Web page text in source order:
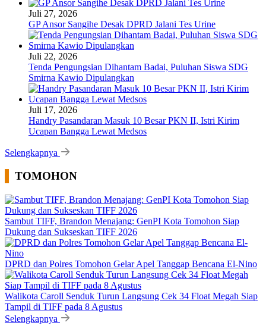
Juli 27, 2026
GP Ansor Sangihe Desak DPRD Jalani Tes Urine
Juli 22, 2026
Tenda Pengungsian Dihantam Badai, Puluhan Siswa SDG
Smirna Kawio Dipulangkan
Juli 17, 2026
Handry Pasandaran Masuk 10 Besar PKN II, Istri Kirim
Ucapan Bangga Lewat Medsos
Selengkapnya
TOMOHON
Sambut TIFF, Brandon Menajang: ​GenPI Kota Tomohon Siap
Dukung dan Sukseskan TIFF 2026
DPRD dan Polres Tomohon Gelar Apel Tanggap Bencana El-Nino
Walikota Caroll Senduk Turun Langsung Cek 34 Float Megah Siap
Tampil di TIFF pada 8 Agustus
Selengkapnya